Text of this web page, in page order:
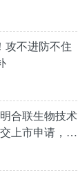
攻不进防不住
合联生物技术
上市申请，大
荐人